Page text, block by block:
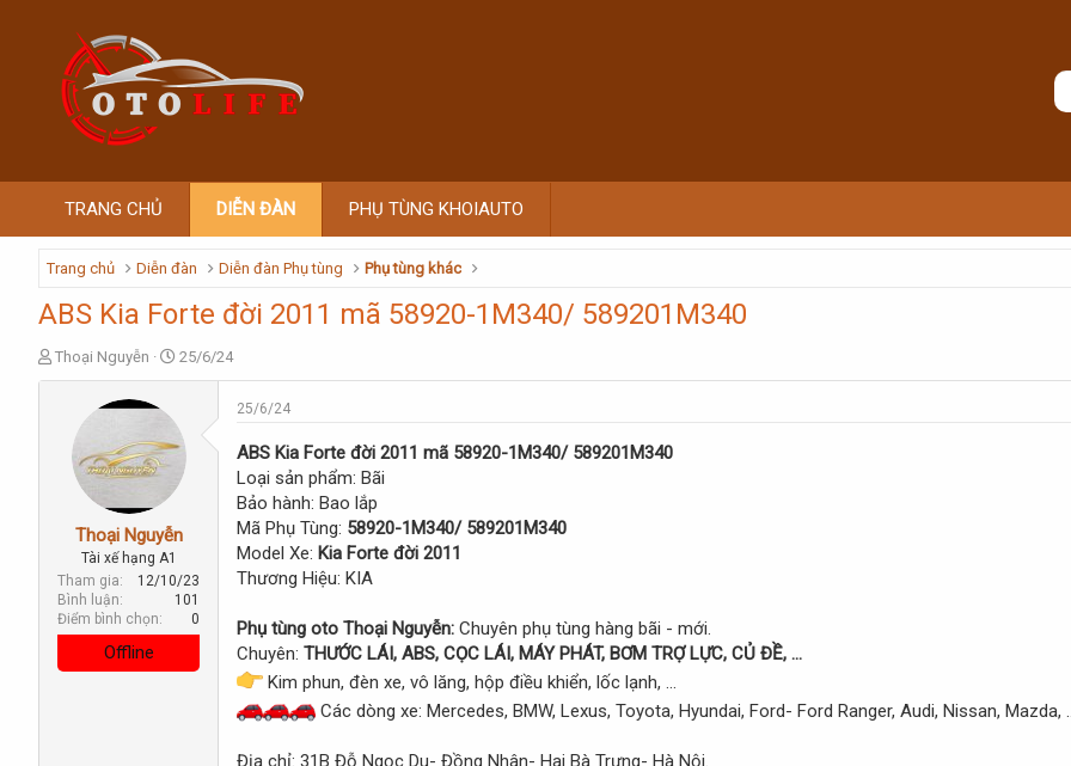
TRANG CHỦ DIỄN ĐÀN PHỤ TÙNG KHOIAUTO
Trang chủ Diễn đàn Diễn đàn Phụ tùng Phụ tùng khác
ABS Kia Forte đời 2011 mã 58920-1M340/ 589201M340
T
h
t
e
r
Thoại Nguyễn
S
t
t
d
a
e
25/6/24
Thoại Nguyễn
Tài xế hạng A1
Tham gia
12/10/23
Bình luận
101
Điểm bình chọn
0
Offline
25/6/24
ABS Kia Forte đời 2011 mã 58920-1M340/ 589201M340
Loại sản phẩm: Bãi
Bảo hành: Bao lắp
Mã Phụ Tùng: 58920-1M340/ 589201M340
Model Xe: Kia Forte đời 2011
Thương Hiệu: KIA
Phụ tùng oto Thoại Nguyễn: Chuyên phụ tùng hàng bãi - mới.
Chuyên: THƯỚC LÁI, ABS, CỌC LÁI, MÁY PHÁT, BƠM TRỢ LỰC, CỦ ĐỀ, ...
Kim phun, đèn xe, vô lăng, hộp điều khiển, lốc lạnh, ...
Các dòng xe: Mercedes, BMW, Lexus, Toyota, Hyundai, Ford- Ford Ranger, Audi, Nissan, Mazda,
Địa chỉ: 31B Đỗ Ngọc Du- Đồng Nhân- Hai Bà Trưng- Hà Nội.